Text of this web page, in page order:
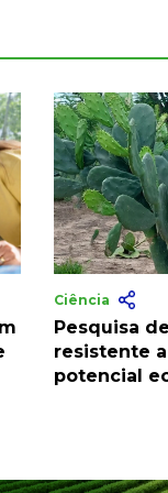
Ciência
Pesquisa
resistente
potencial